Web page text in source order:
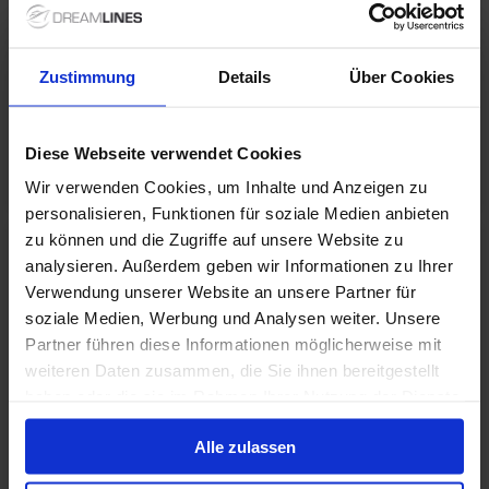
Zustimmung Details Über Cookies
Diese Webseite verwendet Cookies
Wir verwenden Cookies, um Inhalte und Anzeigen zu
personalisieren, Funktionen für soziale Medien anbieten
zu können und die Zugriffe auf unsere Website zu
analysieren. Außerdem geben wir Informationen zu Ihrer
Verwendung unserer Website an unsere Partner für
soziale Medien, Werbung und Analysen weiter. Unsere
Partner führen diese Informationen möglicherweise mit
weiteren Daten zusammen, die Sie ihnen bereitgestellt
gesammelt haben.
Alle zulassen
Feiertage im Dourotal
Der Ausblick im Restaurant! Das trotz aufgehangener
Handtücher jeden Tag gewechselt wurde!
Balkonkabine (Kat. OX):
Sehr dunkel! Die Betten waren sehr gut!
mehr anzeigen
anonymous (> 69)
Paar
4.3/ 5
Douro
Außenkabine (Kat. HD):
eng (wussten wir aber) , aber ok